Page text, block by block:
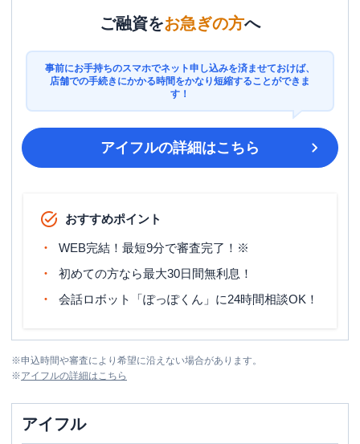
ご融資をお急ぎの方へ
事前にお手持ちのスマホでネット申し込みを済ませておけば、
店舗での手続きにかかる時間をかなり短縮することができま
す！
アイフルの詳細はこちら
おすすめポイント
WEB完結！最短9分で審査完了！※
初めての方なら最大30日間無利息！
会話ロボット「ぽっぽくん」に24時間相談OK！
※申込時間や審査により希望に沿えない場合があります。
※アイフルの詳細はこちら
アイフル